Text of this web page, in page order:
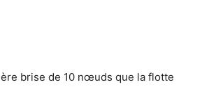
brise de 10 nœuds que la flotte